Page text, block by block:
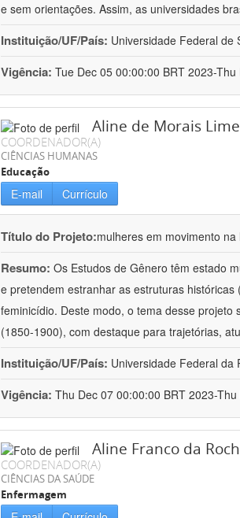
e sem orientações. Assim, as universidades
Instituição/UF/País: Universidade Federal de
Vigência: Tue Dec 05 00:00:00 BRT 2023-
Aline de Morais
COORDENADOR(A)
CIÊNCIAS HUMANAS
Educação
E-mail Currículo
Título do Projeto:mulheres em movimento
Resumo: Os Estudos de Gênero têm estado
e pretendem estranhar as estruturas
feminicídio. Deste modo, o tema desse
(1850-1900), com destaque para trajetórias,
Instituição/UF/País: Universidade Federal da
Vigência: Thu Dec 07 00:00:00 BRT 2023-
Aline Franco da
COORDENADOR(A)
CIÊNCIAS DA SAÚDE
Enfermagem